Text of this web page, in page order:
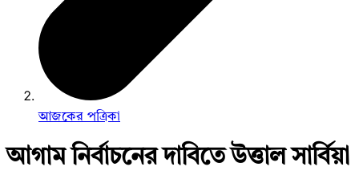
আজকের পত্রিকা
আগাম নির্বাচনের দাবিতে উত্তাল সার্বিয়া